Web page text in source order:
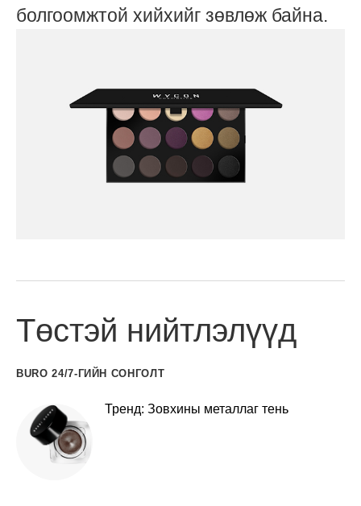
болгоомжтой хийхийг зөвлөж байна.
Төстэй нийтлэлүүд
BURO 24/7-ГИЙН СОНГОЛТ
Тренд: Зовхины металлаг тень